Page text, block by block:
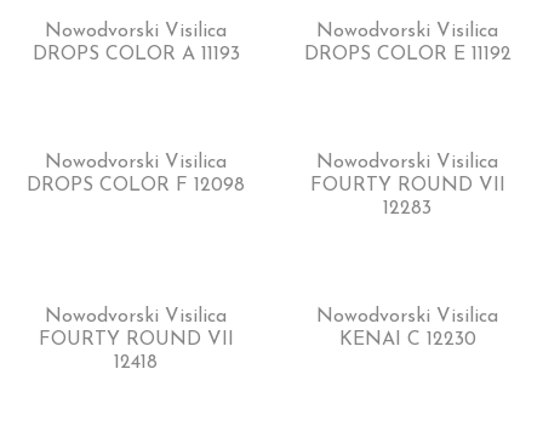
Nowodvorski Visilica
DROPS COLOR A 11193
Nowodvorski Visilica
DROPS COLOR E 11192
Nowodvorski Visilica
DROPS COLOR F 12098
Nowodvorski Visilica
FOURTY ROUND VII
12283
Nowodvorski Visilica
FOURTY ROUND VII
12418
Nowodvorski Visilica
KENAI C 12230